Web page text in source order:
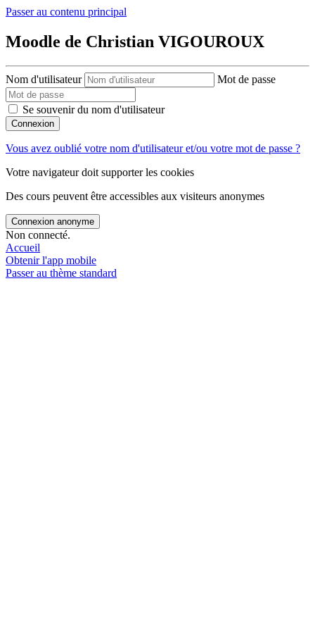
Passer au contenu principal
Moodle de Christian VIGOUROUX
Nom d'utilisateur Mot de passe
Se souvenir du nom d'utilisateur
Connexion
Vous avez oublié votre nom d'utilisateur et/ou votre mot de passe ?
Votre navigateur doit supporter les cookies
Des cours peuvent être accessibles aux visiteurs anonymes
Connexion anonyme
Non connecté.
Accueil
Obtenir l'app mobile
Passer au thème standard